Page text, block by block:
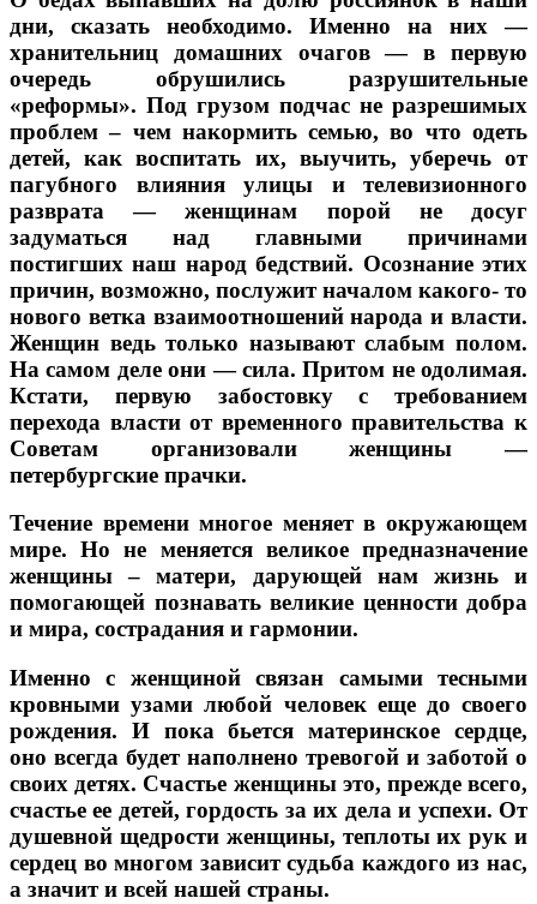
дни, сказать необходимо. Именно на них —
хранительниц домашних очагов — в первую
очередь обрушились разрушительные
«реформы». Под грузом подчас не разрешимых
проблем – чем накормить семью, во что одеть
детей, как воспитать их, выучить, уберечь от
пагубного влияния улицы и телевизионного
разврата — женщинам порой не досуг
задуматься над главными причинами
постигших наш народ бедствий. Осознание этих
причин, возможно, послужит началом какого- то
нового ветка взаимоотношений народа и власти.
Женщин ведь только называют слабым полом.
На самом деле они — сила. Притом не одолимая.
Кстати, первую забостовку с требованием
перехода власти от временного правительства к
Советам организовали женщины —
петербургские прачки.
Течение времени многое меняет в окружающем
мире. Но не меняется великое предназначение
женщины – матери, дарующей нам жизнь и
помогающей познавать великие ценности добра
и мира, сострадания и гармонии.
Именно с женщиной связан самыми тесными
кровными узами любой человек еще до своего
рождения. И пока бьется материнское сердце,
оно всегда будет наполнено тревогой и заботой о
своих детях. Счастье женщины это, прежде всего,
счастье ее детей, гордость за их дела и успехи. От
душевной щедрости женщины, теплоты их рук и
сердец во многом зависит судьба каждого из нас,
а значит и всей нашей страны.